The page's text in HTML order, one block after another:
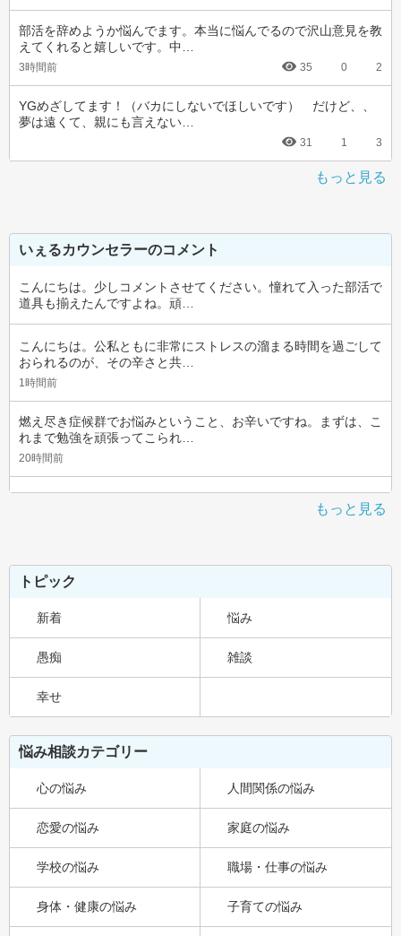
部活を辞めようか悩んでます。本当に悩んでるので沢山意見を教
えてくれると嬉しいです。中…
3時間前 35 0 2
YGめざしてます！（バカにしないでほしいです）　だけど、、
夢は遠くて、親にも言えない…
31 1 3
もっと見る
いぇるカウンセラーのコメント
こんにちは。少しコメントさせてください。憧れて入った部活で
道具も揃えたんですよね。頑…
こんにちは。公私ともに非常にストレスの溜まる時間を過ごして
おられるのが、その辛さと共…
1時間前
燃え尽き症候群でお悩みということ、お辛いですね。まずは、こ
れまで勉強を頑張ってこられ…
20時間前
もっと見る
トピック
新着 悩み
愚痴 雑談
幸せ
悩み相談カテゴリー
心の悩み 人間関係の悩み
恋愛の悩み 家庭の悩み
学校の悩み 職場・仕事の悩み
身体・健康の悩み 子育ての悩み